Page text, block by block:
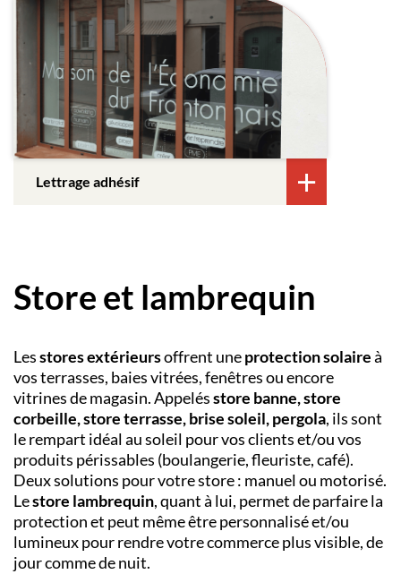
Lettrage adhésif
Store et lambrequin
Lesstores extérieursoffrent uneprotection solaireà
vos terrasses, baies vitrées, fenêtres ou encore
vitrines de magasin. Appelésstore banne, store
corbeille, store terrasse, brise soleil, pergola, ils sont
le rempart idéal au soleil pour vos clients et/ou vos
produits périssables (boulangerie, fleuriste, café).
Deux solutions pour votre store : manuel ou motorisé.
Lestore lambrequin, quant à lui, permet de parfaire la
protection et peut même être personnalisé et/ou
lumineux pour rendre votre commerce plus visible, de
jour comme de nuit.